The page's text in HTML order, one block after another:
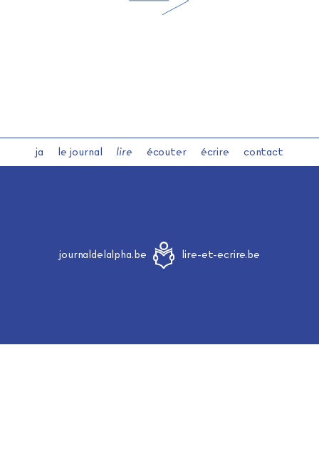
ja le journal lire écouter écrire contact
journaldelalpha.be lire-et-ecrire.be